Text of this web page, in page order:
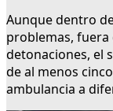
Aunque dentro
problemas,
detonaciones, el
de al menos
ambulancia a